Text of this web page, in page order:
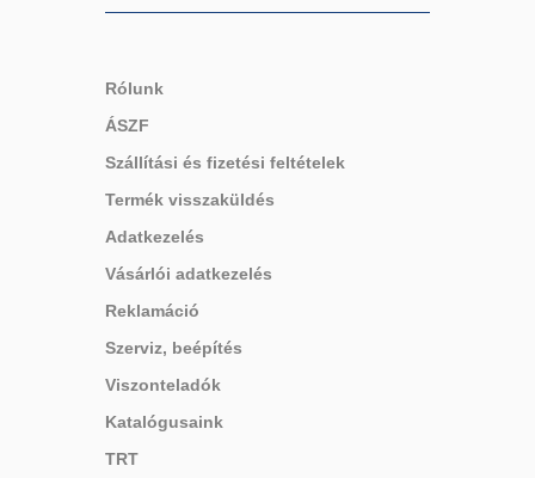
Rólunk
ÁSZF
Szállítási és fizetési feltételek
Termék visszaküldés
Adatkezelés
Vásárlói adatkezelés
Reklamáció
Szerviz, beépítés
Viszonteladók
Katalógusaink
TRT